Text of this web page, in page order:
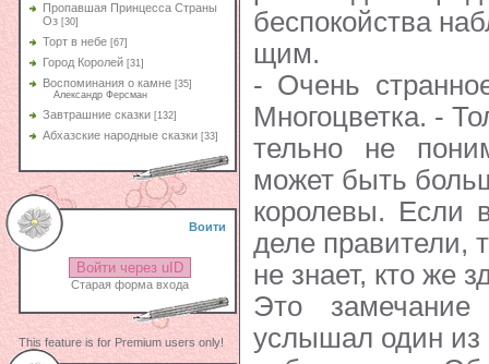
Пропавшая Принцесса Страны
Оз [30]
Торт в небе [67]
Город Королей [31]
Воспоминания о камне [35]
Александр Ферсман
Завтрашние сказки [132]
Абхазские народные сказки [33]
Воити
Войти через uID
Старая форма входа
This feature is for Premium users only!
беспокойства
щим.
- Очень
Многоцветка. -
тельно не
может быть
королевы. Если
деле правители,
не знает, кто же
Это замечание
услышал один из